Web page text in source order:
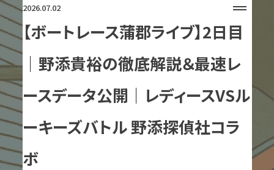
2026.07.02
【ボートレース蒲郡ライブ】2日目
｜野添貴裕の徹底解説＆最速レ
ースデータ公開｜レディースVSル
ーキーズバトル 野添探偵社コラ
ボ